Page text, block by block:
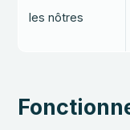
les nôtres